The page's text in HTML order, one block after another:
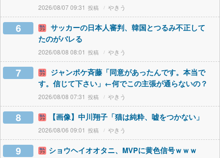
2026/08/07 09:31 やきう
6
サッカーの日本人審判、韓国とつるみ不正して
たのがバレる
2026/08/08 08:01 やきう
7
ジャンポケ斉藤「同意があったんです。本当で
す。信じて下さい」←何でこの主張が通らないの？
2026/08/08 07:31 やきう
8 【画像】中川翔子「猫は純粋、嘘をつかない」
2026/08/06 09:01 やきう
9 ショウヘイオオタニ、MVPに黄色信号ｗｗｗ